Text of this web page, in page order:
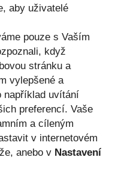
aby uživatelé
pouze s Vaším
když
stránku a
vylepšené a
například uvítání
preferencí. Vaše
a cíleným
v internetovém
anebo v Nastavení